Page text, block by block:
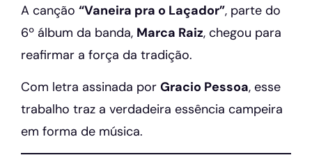
A canção “Vaneira pra o Laçador”, parte do
6º álbum da banda, Marca Raiz, chegou para
reafirmar a força da tradição.
Com letra assinada por Gracio Pessoa, esse
trabalho traz a verdadeira essência campeira
em forma de música.